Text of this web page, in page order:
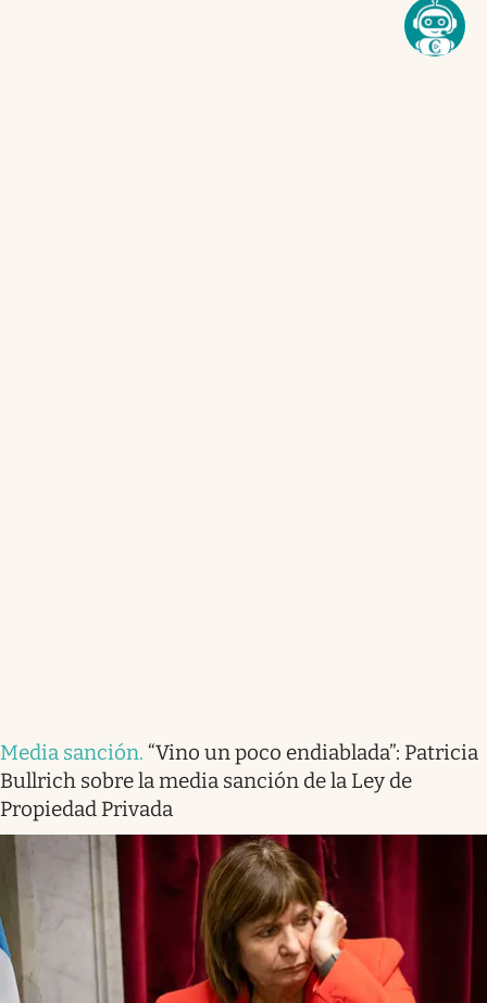
Media sanción. “Vino un poco endiablada”: Patricia
Bullrich sobre la media sanción de la Ley de
Propiedad Privada